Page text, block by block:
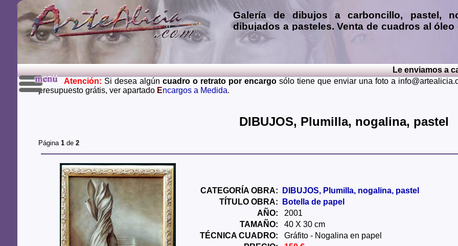
Galería de dibujos a carboncillo, pastel,
dibujados a pasteles. Venta de cuadros al
pintados al oleo particular, en esta
paisajes tanto naturales como urbanos,
callejones, patios, molinos, flores, caballos,
Granada, Guadalajara, Guipuzcoa, Huelva, Huesca, Jaen,
Murcia, Navarra, Orense, Palencia, Las Palmas,
Japon, Alemania, Gran Bretaña, Francia, Argentina, Italia...
Le enviamos a casa el
Atención: Si desea algún cuadro o retrato por encargo sólo tiene que enviar una foto a
presupuesto grátis, ver apartado Encargos a Medida.
DIBUJOS, Plumilla, nogalina, pastel
Página 1 de 2
CATEGORÍA OBRA:
DIBUJOS, Plumilla, nogalina, pastel
TÍTULO OBRA:
Botella de papel
AÑO:
2001
TAMAÑO:
40 X 30 cm
TÉCNICA CUADRO:
Gráfito - Nogalina en papel